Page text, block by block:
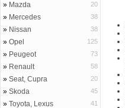
» Mazda 20
» Mercedes 38
» Nissan 38
» Opel 125
» Peugeot 73
» Renault 58
» Seat, Cupra 20
» Skoda 45
» Toyota, Lexus 41